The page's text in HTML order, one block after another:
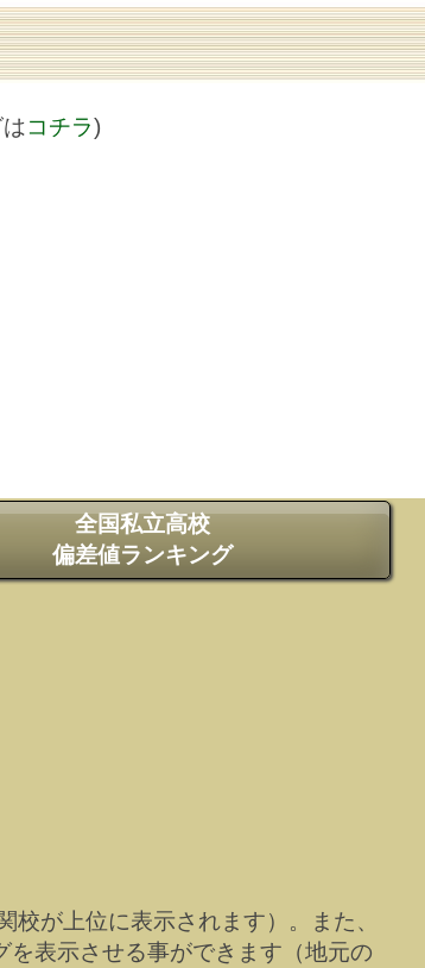
コチラ)
全国私立高校
偏差値ランキング
が上位に表示されます）。また、
表示させる事ができます（地元の